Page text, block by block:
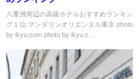
八重洲周辺の高級ホテルおすすめランキン
グ１位:マンダリンオリエンタル東京 photo
by ikyu.com photo by ikyu.c...